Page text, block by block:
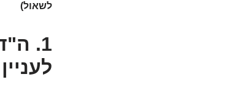
לשאול)
1.